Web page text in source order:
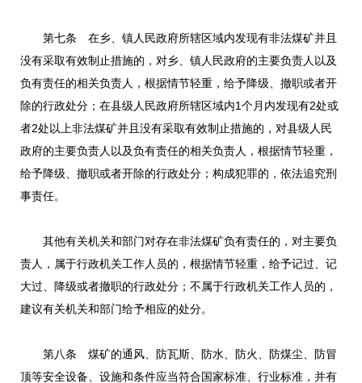
第七条 在乡、镇人民政府所辖区域内发现有非法煤矿并且
没有采取有效制止措施的，对乡、镇人民政府的主要负责人以及
负有责任的相关负责人，根据情节轻重，给予降级、撤职或者开
除的行政处分；在县级人民政府所辖区域内1个月内发现有2处或
者2处以上非法煤矿并且没有采取有效制止措施的，对县级人民
政府的主要负责人以及负有责任的相关负责人，根据情节轻重，
给予降级、撤职或者开除的行政处分；构成犯罪的，依法追究刑
事责任。
其他有关机关和部门对存在非法煤矿负有责任的，对主要负
责人，属于行政机关工作人员的，根据情节轻重，给予记过、记
大过、降级或者撤职的行政处分；不属于行政机关工作人员的，
建议有关机关和部门给予相应的处分。
第八条 煤矿的通风、防瓦斯、防水、防火、防煤尘、防冒
顶等安全设备、设施和条件应当符合国家标准、行业标准，并有